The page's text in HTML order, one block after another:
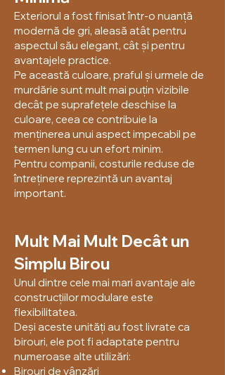
Exteriorul a fost finisat într-o nuanță
modernă de gri, aleasă atât pentru
aspectul său elegant, cât și pentru
avantajele practice.
Pe această culoare, praful și urmele de
murdărie sunt mult mai puțin vizibile
decât pe suprafețele deschise la
culoare, ceea ce contribuie la
menținerea unui aspect impecabil pe
termen lung cu un efort minim.
Pentru companii, costurile reduse de
întreținere reprezintă un avantaj
important.
Mult Mai Mult Decât un
Simplu Birou
Unul dintre cele mai mari avantaje ale
construcțiilor modulare este
flexibilitatea.
Deși aceste unități au fost livrate ca
birouri, ele pot fi adaptate pentru
numeroase alte utilizări:
Birouri de vânzări